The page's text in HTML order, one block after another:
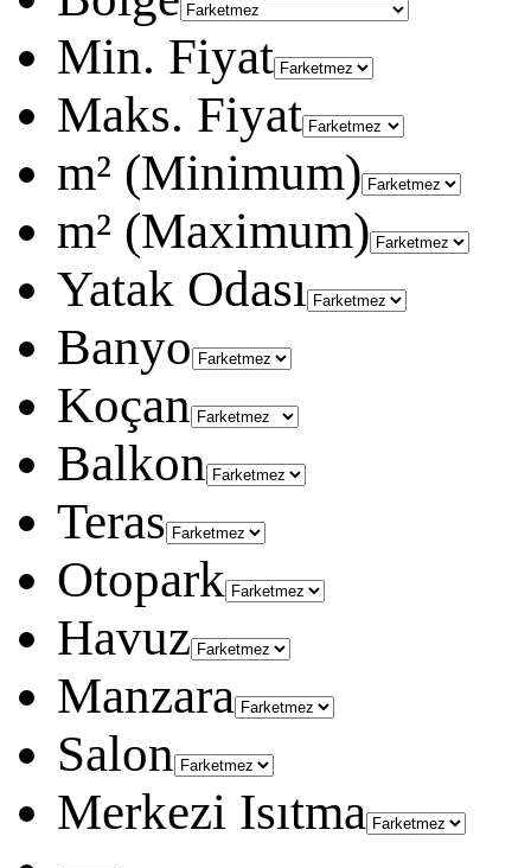
Min. Fiyat
Maks. Fiyat
m² (Minimum)
m² (Maximum)
Yatak Odası
Banyo
Koçan
Balkon
Teras
Otopark
Havuz
Manzara
Salon
Merkezi Isıtma